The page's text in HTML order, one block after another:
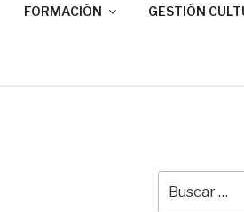
FORMACIÓN GESTIÓN
por: